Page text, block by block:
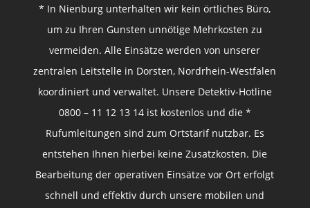
* In Nienburg unterhalten wir kein örtliches Büro,
um zu Ihren Gunsten unnötige Mehrkosten zu
vermeiden. Alle Einsätze werden von unserer
zentralen Leitstelle in Dorsten, Nordrhein-Westfalen
koordiniert und verwaltet. Unsere Detektiv-Hotline
0800 – 11 12 13 14 ist kostenlos und die *
Rufumleitungen sind zum Ortstarif nutzbar. Es
entstehen Ihnen hierbei keine Zusatzkosten. Die
Bearbeitung der operativen Einsätze vor Ort erfolgt
schnell und effektiv durch unsere mobilen und